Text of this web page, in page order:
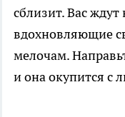
сблизит. Вас
вдохновляющие
мелочам.
и она окупится с